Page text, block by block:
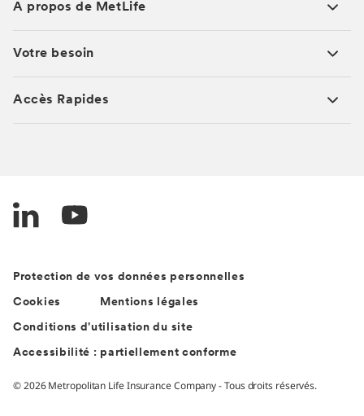
A propos de MetLife
Votre besoin
Accès Rapides
Protection de vos données personnelles
Cookies Mentions légales
Conditions d'utilisation du site
Accessibilité : partiellement conforme
© 2026 Metropolitan Life Insurance Company - Tous droits réservés.